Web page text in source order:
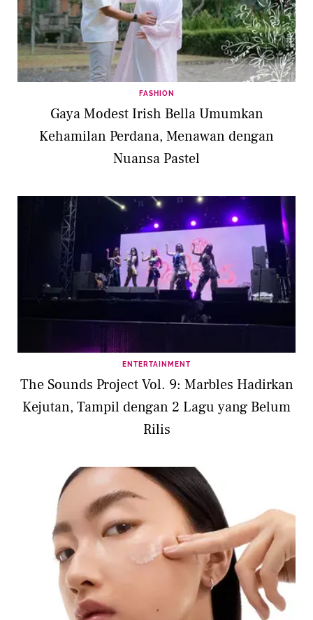
FASHION
Gaya Modest Irish Bella Umumkan
Kehamilan Perdana, Menawan dengan
Nuansa Pastel
ENTERTAINMENT
The Sounds Project Vol. 9: Marbles Hadirkan
Kejutan, Tampil dengan 2 Lagu yang Belum
Rilis